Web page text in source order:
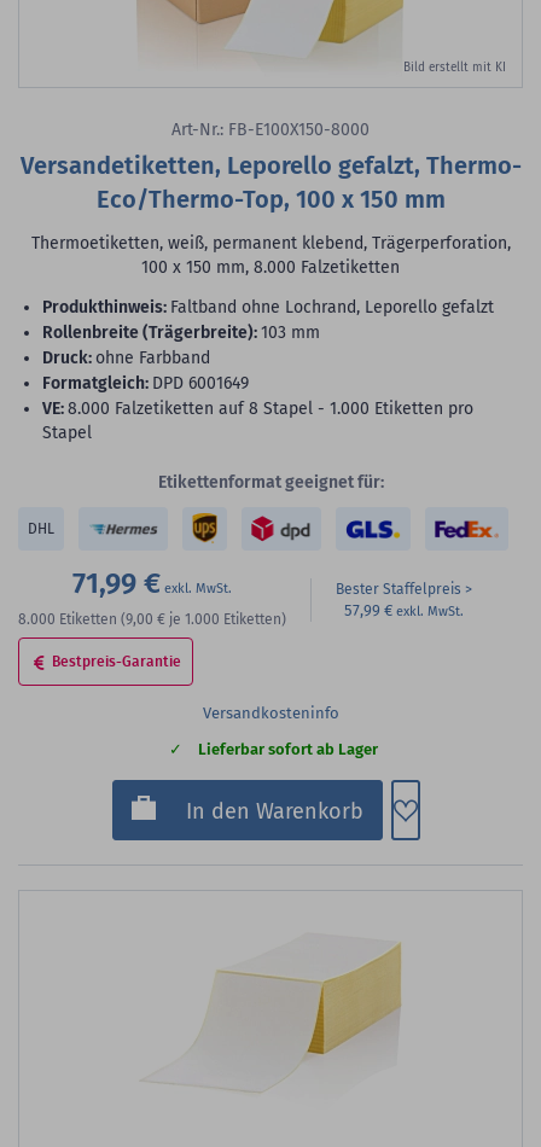
Bild erstellt mit KI
Art-Nr.: FB-E100X150-8000
Versandetiketten, Leporello gefalzt, Thermo-
Eco/Thermo-Top, 100 x 150 mm
Thermoetiketten, weiß, permanent klebend, Trägerperforation,
100 x 150 mm, 8.000 Falzetiketten
Produkthinweis: Faltband ohne Lochrand, Leporello gefalzt
Rollenbreite (Trägerbreite):103 mm
Druck: ohne Farbband
Formatgleich: DPD 6001649
VE:8.000 Falzetiketten auf 8 Stapel - 1.000 Etiketten pro
Stapel
Etikettenformat geeignet für:
DHL
71,99 €
8.000 Etiketten (9,00 € je 1.000 Etiketten)
Bester Staffelpreis
57,99 €
Bestpreis-Garantie
Versandkosteninfo
Lieferbar sofort ab Lager
In den Warenkorb Zum